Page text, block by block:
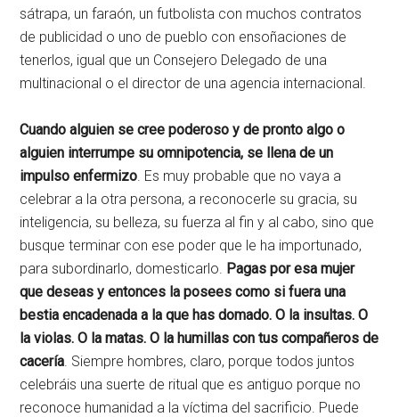
sátrapa, un faraón, un futbolista con muchos contratos
de publicidad o uno de pueblo con ensoñaciones de
tenerlos, igual que un Consejero Delegado de una
multinacional o el director de una agencia internacional.
Cuando alguien se cree poderoso y de pronto algo o
alguien interrumpe su omnipotencia, se llena de un
impulso enfermizo . Es muy probable que no vaya a
celebrar a la otra persona, a reconocerle su gracia, su
inteligencia, su belleza, su fuerza al fin y al cabo, sino que
busque terminar con ese poder que le ha importunado,
para subordinarlo, domesticarlo. Pagas por esa mujer
que deseas y entonces la posees como si fuera una
bestia encadenada a la que has domado. O la insultas. O
la violas. O la matas. O la humillas con tus compañeros de
cacería . Siempre hombres, claro, porque todos juntos
celebráis una suerte de ritual que es antiguo porque no
reconoce humanidad a la víctima del sacrificio. Puede